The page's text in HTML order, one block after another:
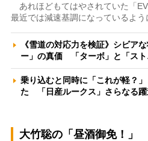
あれほどもてはやされていた「EV
最近では減速基調になっているよう
《雪道の対応力を検証》シビア
ー」の真価 「ターボ」と「ス
乗り込むと同時に「これが軽？
た 「日産ルークス」さらなる
大竹聡の「昼酒御免！」